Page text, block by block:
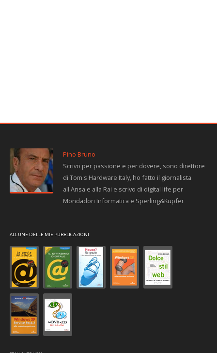
Pino Bruno
Scrivo per passione e per dovere, sono direttore
di Tom's Hardware Italy, ho fatto il giornalista
all'Ansa e alla Rai e scrivo di digital life per
Mondadori Informatica e Sperling&Kupfer
ALCUNE DELLE MIE PUBBLICAZIONI